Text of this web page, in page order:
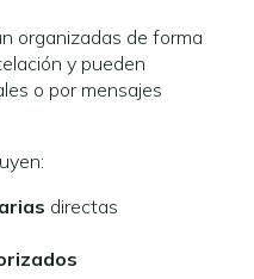
organizadas de forma
y pueden
o por mensajes
directas